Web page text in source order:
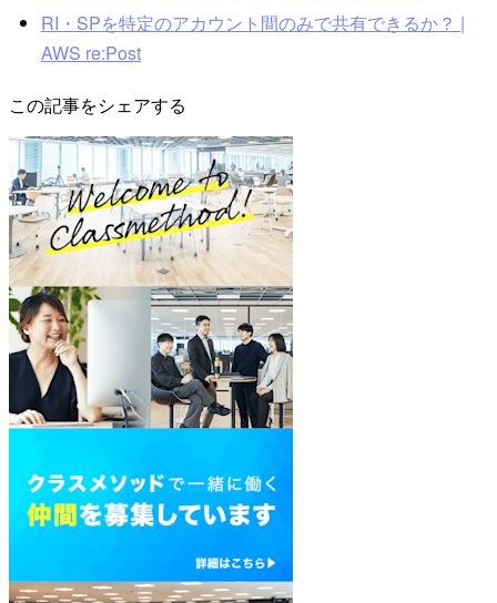
RI・SPを特定のアカウント間のみで共有できるか？ |
AWS re:Post
この記事をシェアする